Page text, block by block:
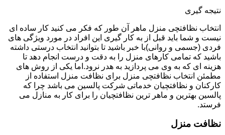
نتیجه گیری
انتخاب نظافتچی منزل ماهر آن طور که فکر می کنید کار ساده ای
نیست و شما باید قبل از به کار گیری این افراد در مورد ویژگی های
فردی (جسمی و روانی)با خبر باشید تا بتوانید انتخاب درستی داشته
باشید که تمامی کارهای منزل را به دقت و درست انجام دهد تا
هزینه ای که به وی می پردازید به هدر نرود.اما یکی از روش های
مطمئن انتخاب نظافتچی منزل برای نظافت منزل استفاده از
کارکنان و نظافتچیان خدماتی شرکت پالسین می باشد چرا که
پالسین بهترین و ماهر ترین نظافتچیان را برای کار به منازل می
فرستد.
نظافت منزل